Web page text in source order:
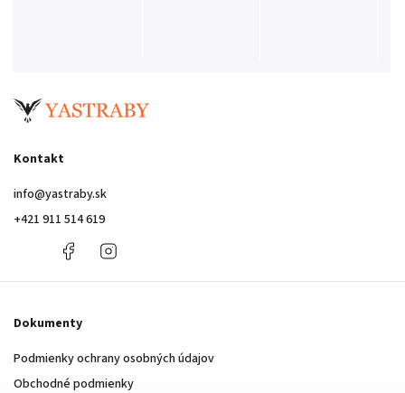
Kontakt
info@yastraby.sk
+421 911 514 619
+421
514
Facebook
Dokumenty
Podmienky ochrany osobných údajov
Obchodné podmienky